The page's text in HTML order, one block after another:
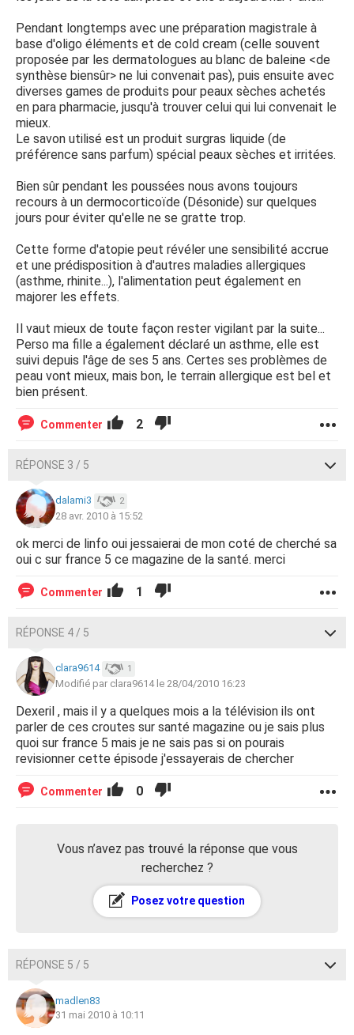
Pendant longtemps avec une préparation magistrale à
base d'oligo éléments et de cold cream (celle souvent
proposée par les dermatologues au blanc de baleine <de
synthèse biensûr> ne lui convenait pas), puis ensuite avec
diverses games de produits pour peaux sèches achetés
en para pharmacie, jusqu'à trouver celui qui lui convenait le
mieux.
Le savon utilisé est un produit surgras liquide (de
préférence sans parfum) spécial peaux sèches et irritées.
Bien sûr pendant les poussées nous avons toujours
recours à un dermocorticoïde (Désonide) sur quelques
jours pour éviter qu'elle ne se gratte trop.
Cette forme d'atopie peut révéler une sensibilité accrue
et une prédisposition à d'autres maladies allergiques
(asthme, rhinite...), l'alimentation peut également en
majorer les effets.
Il vaut mieux de toute façon rester vigilant par la suite...
Perso ma fille a également déclaré un asthme, elle est
suivi depuis l'âge de ses 5 ans. Certes ses problèmes de
peau vont mieux, mais bon, le terrain allergique est bel et
bien présent.
Commenter 2
RÉPONSE 3 / 5
dalami3 2
28 avr. 2010 à 15:52
ok merci de linfo oui jessaierai de mon coté de cherché sa
oui c sur france 5 ce magazine de la santé. merci
Commenter 1
RÉPONSE 4 / 5
clara9614 1
Modifié par clara9614 le 28/04/2010 16:23
Dexeril , mais il y a quelques mois a la télévision ils ont
parler de ces croutes sur santé magazine ou je sais plus
quoi sur france 5 mais je ne sais pas si on pourais
revisionner cette épisode j'essayerais de chercher
Commenter 0
Vous n’avez pas trouvé la réponse que vous
recherchez ?
Posez votre question
RÉPONSE 5 / 5
madlen83
31 mai 2010 à 10:11